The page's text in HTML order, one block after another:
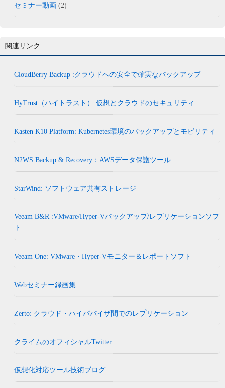
セミナー動画 (2)
関連リンク
CloudBerry Backup :クラウドへの安全で確実なバックアップ
HyTrust（ハイトラスト）:仮想とクラウドのセキュリティ
Kasten K10 Platform: Kubernetes環境のバックアップとモビリティ
N2WS Backup & Recovery：AWSデータ保護ツール
StarWind: ソフトウェア共有ストレージ
Veeam B&R :VMware/Hyper-Vバックアップ/レプリケーションソフ
ト
Veeam One: VMware・Hyper-Vモニター＆レポートソフト
Webセミナー録画集
Zerto: クラウド・ハイパバイザ間でのレプリケーション
クライムのオフィシャルTwitter
仮想化対応ツール技術ブログ